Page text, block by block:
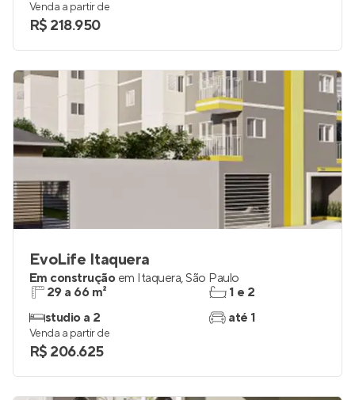
Venda a partir de
R$ 218.950
EvoLife Itaquera
Em construção em Itaquera,São Paulo
29 a 66 m²
studio a 2
1 e 2
até 1
Venda a partir de
R$ 206.625